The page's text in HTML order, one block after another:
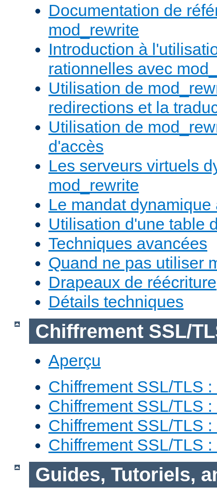
Documentation de
mod_rewrite
Introduction à
rationnelles avec
Utilisation de
redirections et la
Utilisation de
d'accès
Les serveurs virtuels
mod_rewrite
Le mandat
Utilisation d'une table
Techniques avancées
Quand ne pas utiliser
Drapeaux de réécriture
Détails techniques
Chiffrement SSL/
Aperçu
Chiffrement SSL/TLS
Chiffrement SSL/TLS
Chiffrement SSL/TLS
Chiffrement SSL/TLS :
Guides, Tutoriels,